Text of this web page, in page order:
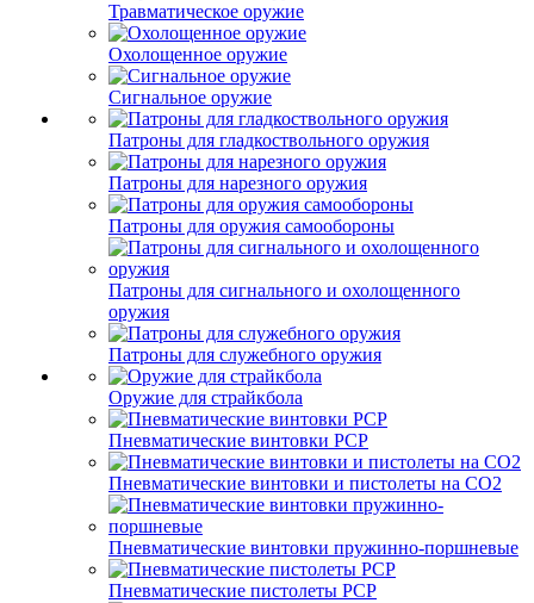
Травматическое оружие
Охолощенное оружие
Сигнальное оружие
Патроны для гладкоствольного оружия
Патроны для нарезного оружия
Патроны для оружия самообороны
Патроны для сигнального и охолощенного
оружия
Патроны для служебного оружия
Оружие для страйкбола
Пневматические винтовки PCP
Пневматические винтовки и пистолеты на CO2
Пневматические винтовки пружинно-поршневые
Пневматические пистолеты PCP